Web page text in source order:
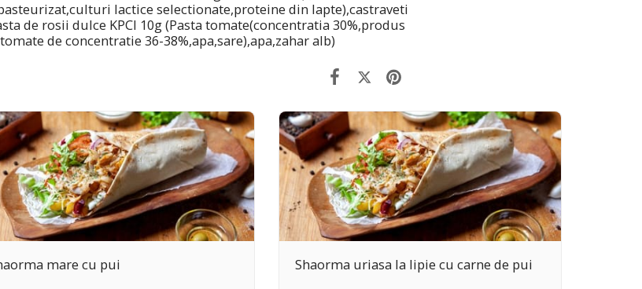
lactice selectionate,proteine din lapte),castraveti
de rosii dulce KPCI 10g (Pasta tomate(concentratia 30%,produs
de concentratie 36-38%,apa,sare),apa,zahar alb)
mare cu pui Shaorma uriasa la lipie cu carne de pui